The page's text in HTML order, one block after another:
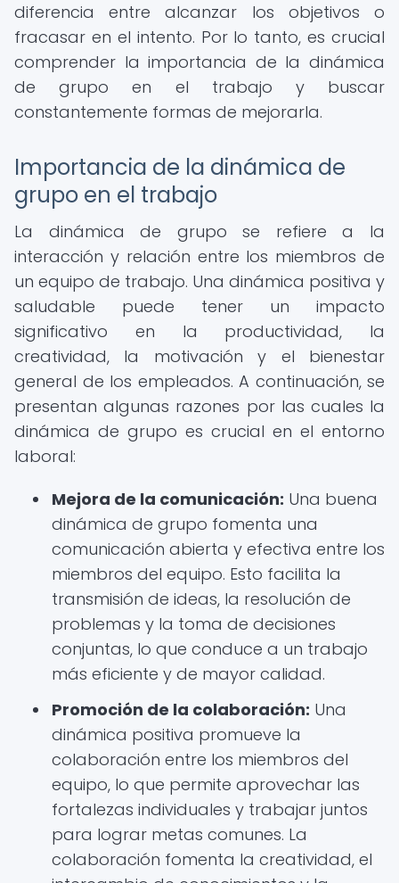
diferencia entre alcanzar los objetivos o
fracasar en el intento. Por lo tanto, es crucial
comprender la importancia de la dinámica
de grupo en el trabajo y buscar
constantemente formas de mejorarla.
Importancia de la dinámica de
grupo en el trabajo
La dinámica de grupo se refiere a la
interacción y relación entre los miembros de
un equipo de trabajo. Una dinámica positiva y
saludable puede tener un impacto
significativo en la productividad, la
creatividad, la motivación y el bienestar
general de los empleados. A continuación, se
presentan algunas razones por las cuales la
dinámica de grupo es crucial en el entorno
laboral:
Mejora de la comunicación: Una buena
dinámica de grupo fomenta una
comunicación abierta y efectiva entre los
miembros del equipo. Esto facilita la
transmisión de ideas, la resolución de
problemas y la toma de decisiones
conjuntas, lo que conduce a un trabajo
más eficiente y de mayor calidad.
Promoción de la colaboración: Una
dinámica positiva promueve la
colaboración entre los miembros del
equipo, lo que permite aprovechar las
fortalezas individuales y trabajar juntos
para lograr metas comunes. La
colaboración fomenta la creatividad, el